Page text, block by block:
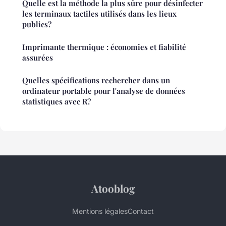
Quelle est la méthode la plus sûre pour désinfecter
les terminaux tactiles utilisés dans les lieux
publics?
Imprimante thermique : économies et fiabilité
assurées
Quelles spécifications rechercher dans un
ordinateur portable pour l'analyse de données
statistiques avec R?
Atooblog
Mentions légalesContact